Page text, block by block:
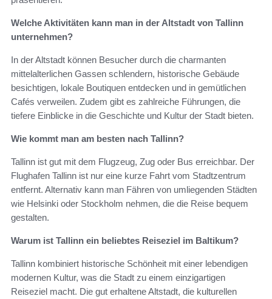
Welche Aktivitäten kann man in der Altstadt von Tallinn
unternehmen?
In der Altstadt können Besucher durch die charmanten
mittelalterlichen Gassen schlendern, historische Gebäude
besichtigen, lokale Boutiquen entdecken und in gemütlichen
Cafés verweilen. Zudem gibt es zahlreiche Führungen, die
tiefere Einblicke in die Geschichte und Kultur der Stadt bieten.
Wie kommt man am besten nach Tallinn?
Tallinn ist gut mit dem Flugzeug, Zug oder Bus erreichbar. Der
Flughafen Tallinn ist nur eine kurze Fahrt vom Stadtzentrum
entfernt. Alternativ kann man Fähren von umliegenden Städten
wie Helsinki oder Stockholm nehmen, die die Reise bequem
gestalten.
Warum ist Tallinn ein beliebtes Reiseziel im Baltikum?
Tallinn kombiniert historische Schönheit mit einer lebendigen
modernen Kultur, was die Stadt zu einem einzigartigen
Reiseziel macht. Die gut erhaltene Altstadt, die kulturellen